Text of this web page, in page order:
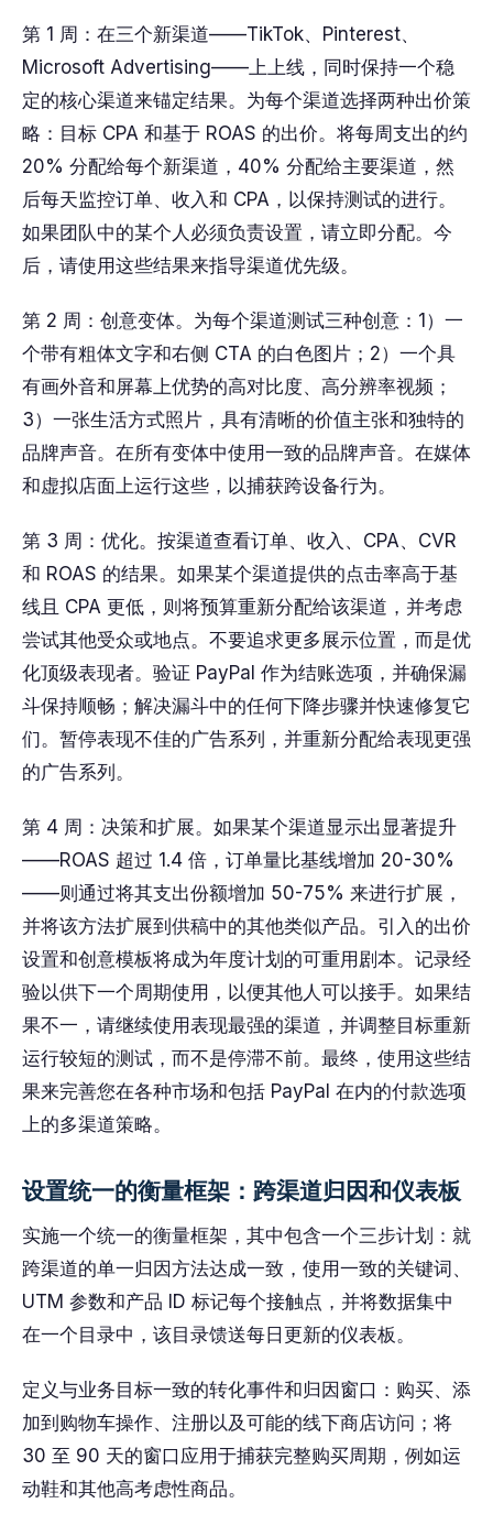
第 1 周：在三个新渠道——TikTok、Pinterest、
Microsoft Advertising——上上线，同时保持一个稳
定的核心渠道来锚定结果。为每个渠道选择两种出价策
略：目标 CPA 和基于 ROAS 的出价。将每周支出的约
20% 分配给每个新渠道，40% 分配给主要渠道，然
后每天监控订单、收入和 CPA，以保持测试的进行。
如果团队中的某个人必须负责设置，请立即分配。今
后，请使用这些结果来指导渠道优先级。
第 2 周：创意变体。为每个渠道测试三种创意：1）一
个带有粗体文字和右侧 CTA 的白色图片；2）一个具
有画外音和屏幕上优势的高对比度、高分辨率视频；
3）一张生活方式照片，具有清晰的价值主张和独特的
品牌声音。在所有变体中使用一致的品牌声音。在媒体
和虚拟店面上运行这些，以捕获跨设备行为。
第 3 周：优化。按渠道查看订单、收入、CPA、CVR
和 ROAS 的结果。如果某个渠道提供的点击率高于基
线且 CPA 更低，则将预算重新分配给该渠道，并考虑
尝试其他受众或地点。不要追求更多展示位置，而是优
化顶级表现者。验证 PayPal 作为结账选项，并确保漏
斗保持顺畅；解决漏斗中的任何下降步骤并快速修复它
们。暂停表现不佳的广告系列，并重新分配给表现更强
的广告系列。
第 4 周：决策和扩展。如果某个渠道显示出显著提升
——ROAS 超过 1.4 倍，订单量比基线增加 20-30%
——则通过将其支出份额增加 50-75% 来进行扩展，
并将该方法扩展到供稿中的其他类似产品。引入的出价
设置和创意模板将成为年度计划的可重用剧本。记录经
验以供下一个周期使用，以便其他人可以接手。如果结
果不一，请继续使用表现最强的渠道，并调整目标重新
运行较短的测试，而不是停滞不前。最终，使用这些结
果来完善您在各种市场和包括 PayPal 在内的付款选项
上的多渠道策略。
设置统一的衡量框架：跨渠道归因和仪表板
实施一个统一的衡量框架，其中包含一个三步计划：就
跨渠道的单一归因方法达成一致，使用一致的关键词、
UTM 参数和产品 ID 标记每个接触点，并将数据集中
在一个目录中，该目录馈送每日更新的仪表板。
定义与业务目标一致的转化事件和归因窗口：购买、添
加到购物车操作、注册以及可能的线下商店访问；将
30 至 90 天的窗口应用于捕获完整购买周期，例如运
动鞋和其他高考虑性商品。